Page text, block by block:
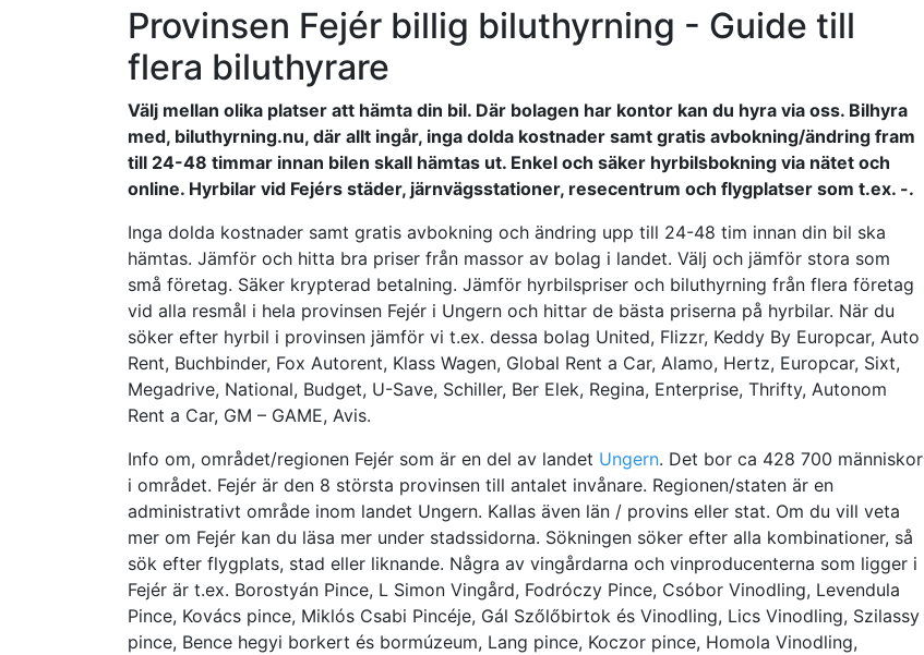
Provinsen Fejér billig biluthyrning - Guide till
flera biluthyrare
Välj mellan olika platser att hämta din bil. Där bolagen har kontor kan du hyra via oss. Bilhyra
med, biluthyrning.nu, där allt ingår, inga dolda kostnader samt gratis avbokning/ändring fram
till 24-48 timmar innan bilen skall hämtas ut. Enkel och säker hyrbilsbokning via nätet och
online. Hyrbilar vid Fejérs städer, järnvägsstationer, resecentrum och flygplatser som t.ex. -.
Inga dolda kostnader samt gratis avbokning och ändring upp till 24-48 tim innan din bil ska
hämtas. Jämför och hitta bra priser från massor av bolag i landet. Välj och jämför stora som
små företag. Säker krypterad betalning. Jämför hyrbilspriser och biluthyrning från flera företag
vid alla resmål i hela provinsen Fejér i Ungern och hittar de bästa priserna på hyrbilar. När du
söker efter hyrbil i provinsen jämför vi t.ex. dessa bolag United, Flizzr, Keddy By Europcar, Auto
Rent, Buchbinder, Fox Autorent, Klass Wagen, Global Rent a Car, Alamo, Hertz, Europcar, Sixt,
Megadrive, National, Budget, U-Save, Schiller, Ber Elek, Regina, Enterprise, Thrifty, Autonom
Rent a Car, GM – GAME, Avis.
Info om, området/regionen Fejér som är en del av landet Ungern. Det bor ca 428 700 människor
i området. Fejér är den 8 största provinsen till antalet invånare. Regionen/staten är en
administrativt område inom landet Ungern. Kallas även län / provins eller stat. Om du vill veta
mer om Fejér kan du läsa mer under stadssidorna. Sökningen söker efter alla kombinationer, så
sök efter flygplats, stad eller liknande. Några av vingårdarna och vinproducenterna som ligger i
Fejér är t.ex. Borostyán Pince, L Simon Vingård, Fodróczy Pince, Csóbor Vinodling, Levendula
Pince, Kovács pince, Miklós Csabi Pincéje, Gál Szőlőbirtok és Vinodling, Lics Vinodling, Szilassy
pince, Bence hegyi borkert és bormúzeum, Lang pince, Koczor pince, Homola Vinodling,